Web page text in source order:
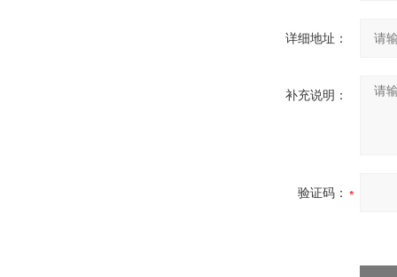
详细地址：
补充说明：
验证码：